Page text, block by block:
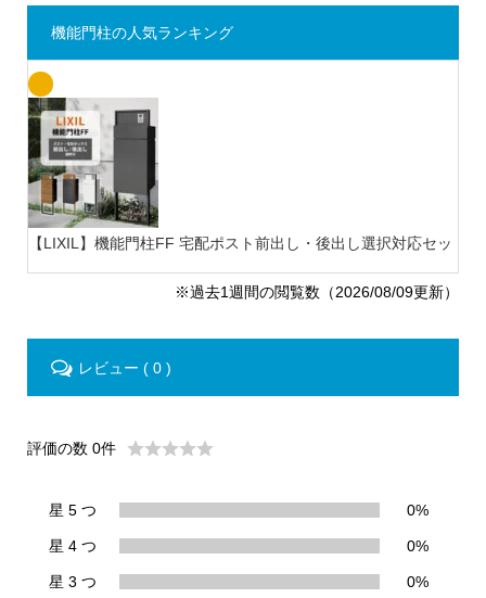
機能門柱の人気ランキング
【LIXIL】機能門柱FF 宅配ポスト前出し・後出し選択対応セット
※過去1週間の閲覧数（2026/08/09更新）
レビュー ( 0 )
評価の数 0件
星 5 つ 0%
星 4 つ 0%
星 3 つ 0%